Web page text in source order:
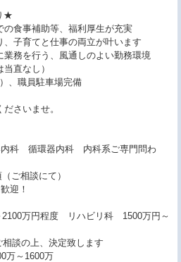
★
の食事補助等、福利厚生が充実
、子育てと仕事の両立が叶います
業務を行う、風通しのよい勤務環境
直なし）
、職員駐車場完備
さいませ。
科 循環器内科 内科系ご専門問わ
ご相談にて）
迎！
万円程度 リハビリ科 1500万円～
上、決定致します
～1600万